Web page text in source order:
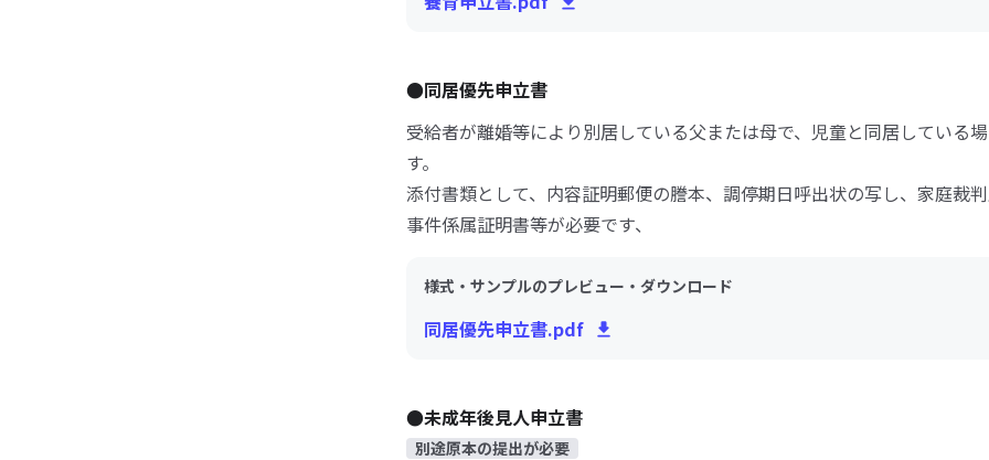
●同居優先申立書
受給者が離婚等により別居している父または母で、児童と同居している
す。
添付書類として、内容証明郵便の謄本、調停期日呼出状の写し、家庭裁
事件係属証明書等が必要です、
様式・サンプルのプレビュー・ダウンロード
同居優先申立書.pdf
●未成年後見人申立書
別途原本の提出が必要